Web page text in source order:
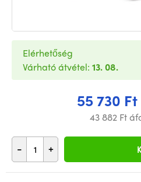
55 730
43 882 Ft
- +
Elérhetőség
Várható átvétel: 13. 08.